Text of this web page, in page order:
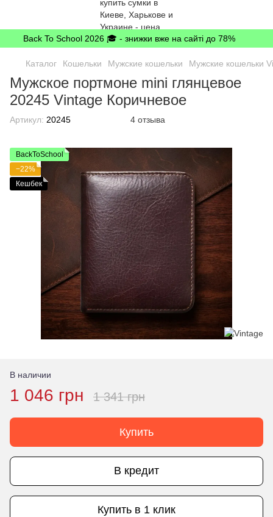
Back To School 2026 🎓 - знижки вже на сайті до 78%
Каталог Кошельки Мужские кошельки Мужские кошельки
Мужское портмоне mini глянцевое
20245 Vintage Коричневое
Артикул: 20245 4 отзыва
BackToSchool
−22%
Кешбек
В наличии
1 046 грн 1 341 грн
Купить
В кредит
Купить в 1 клик